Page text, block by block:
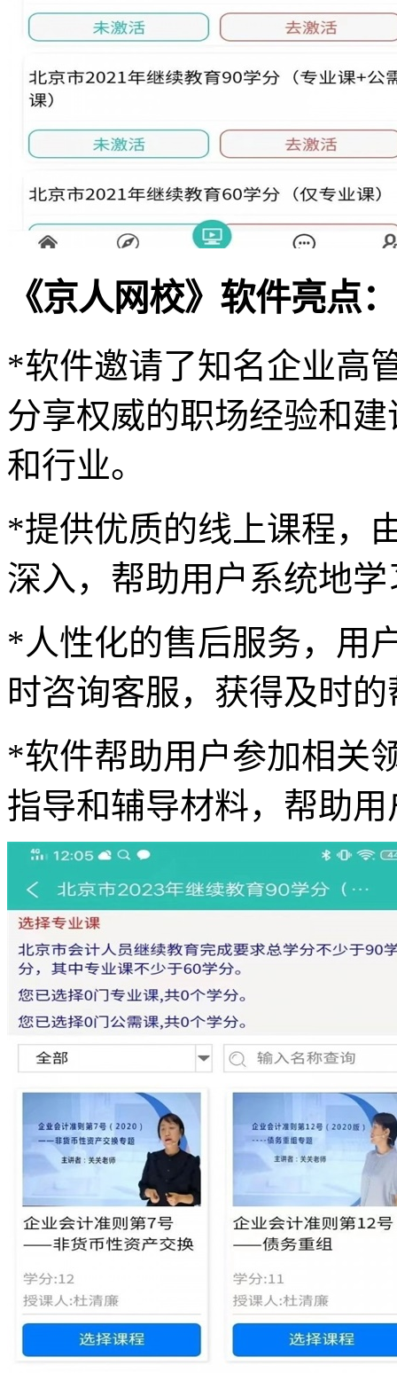
《京人网校》软件亮点：
*软件邀请了知名企业高
分享权威的职场经验和
和行业。
*提供优质的线上课程，
深入，帮助用户系统地
*人性化的售后服务，用
时咨询客服，获得及时
*软件帮助用户参加相关
指导和辅导材料，帮助